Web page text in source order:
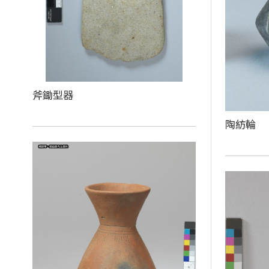
斧鋤型器
陶紡輪